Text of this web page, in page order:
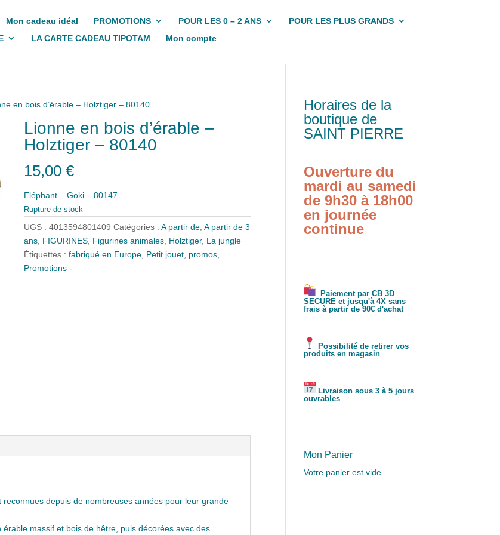
Mon cadeau idéal PROMOTIONS POUR LES 0 – 2 ANS
POUR LES PLUS GRANDS
LA CARTE CADEAU TIPOTAM Mon compte
en bois d’érable – Holztiger – 80140
Lionne en bois d’érable –
Holztiger – 80140
15,00€
Eléphant – Goki – 80147
Rupture de stock
UGS :4013594801409 Catégories :A partir de,A partir de 3
ans, FIGURINES, Figurines animales, Holztiger, La jungle
Étiquettes :fabriqué en Europe, Petit jouet, promos,
Promotions -
reconnues depuis de nombreuses années pour leur grande
massif et bois de hêtre, puis décorées avec des
Horaires de la
boutique de
SAINT PIERRE
Ouverture du
mardi au samedi
de 9h30 à 18h00
en journée
continue
Paiement par CB 3D
SECURE et jusqu'à 4X sans
frais à partir de 90€ d'achat
Possibilité de retirer vos
produits en magasin
Livraison sous 3 à 5 jours
ouvrables
Mon Panier
Votre panier est vide.